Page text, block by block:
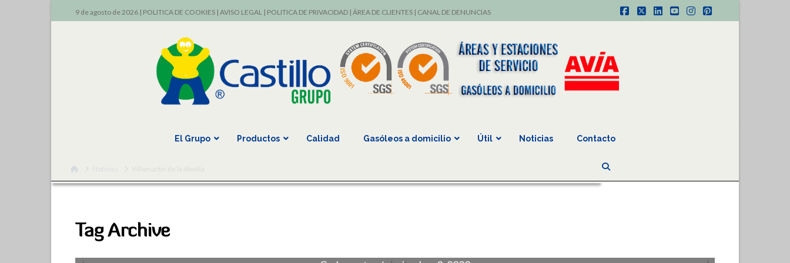
9 de agosto de 2026 | POLITICA DE COOKIES| AVISO LEGAL| POLITICA DE PRIVACIDAD| ÁREA DE CLIENTES| CANAL DE DENUNCIAS
Facebook
X LinkedIn
YouTube
Instagram
Pinterest
El Grupo Productos Calidad Gasóleos a domicilio Útil Noticias Contacto
HomeNoticias
Tag Archive